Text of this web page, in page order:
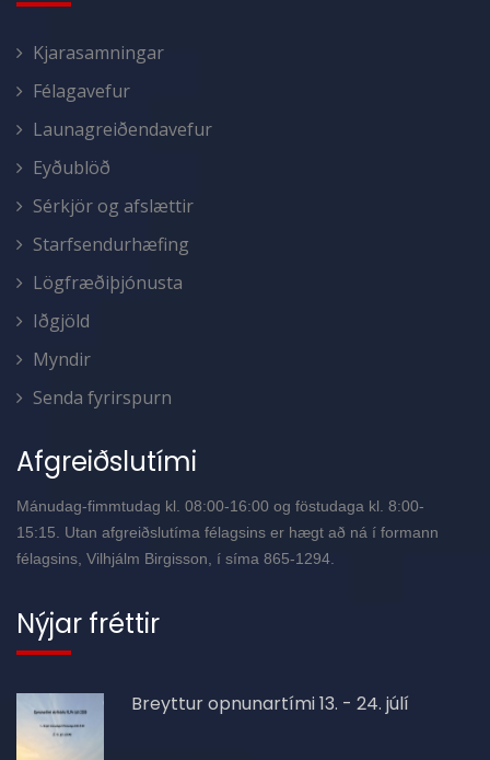
Kjarasamningar
Félagavefur
Launagreiðendavefur
Eyðublöð
Sérkjör og afslættir
Starfsendurhæfing
Lögfræðiþjónusta
Iðgjöld
Myndir
Senda fyrirspurn
Afgreiðslutími
Mánudag-fimmtudag kl. 08:00-16:00 og föstudaga kl. 8:00-
15:15. Utan afgreiðslutíma félagsins er hægt að ná í formann
félagsins, Vilhjálm Birgisson, í síma 865-1294.
Nýjar fréttir
Breyttur opnunartími 13. - 24. júlí